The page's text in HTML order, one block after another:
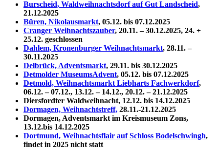
Burscheid, Waldweihnachtsdorf auf Gut Landscheid,
21.12.2025
Büren, Nikolausmarkt, 05.12. bis 07.12.2025
Cranger Weihnachtszauber, 20.11. – 30.12.2025, 24. +
25.12. geschlossen
Dahlem, Kronenburger Weihnachtsmarkt, 28.11. –
30.11.2025
Delbrück, Adventsmarkt, 29.11. bis 30.12.2025
Detmolder MuseumsAdvent, 05.12. bis 07.12.2025
Detmold, Weihnachtsmarkt Liebharts Fachwerkdorf,
06.12. – 07.12., 13.12. – 14.12., 20.12. – 21.12.2025
Diersfordter Waldweihnacht, 12.12. bis 14.12.2025
Dormagen, Weihnachtstreff, 28.11.-21.12.2025
Dormagen, Adventsmarkt im Kreismuseum Zons,
13.12.bis 14.12.2025
Dortmund, Weihnachtsflair auf Schloss Bodelschwingh,
findet in 2025 nicht statt